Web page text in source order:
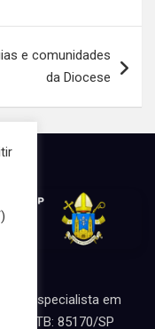
e comunidades
da Diocese
especialista em
MTB: 85170/SP